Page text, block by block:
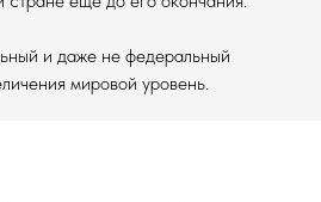
и даже не федеральный
мировой уровень.